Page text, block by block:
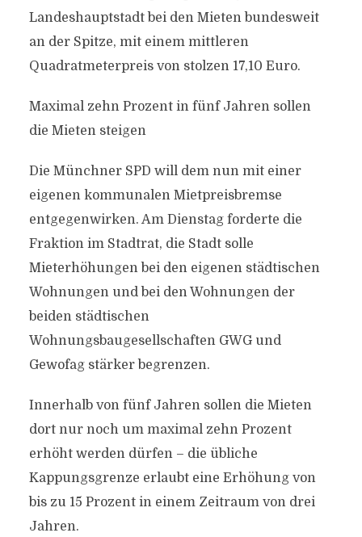
Landeshauptstadt bei den Mieten bundesweit
an der Spitze, mit einem mittleren
Quadratmeterpreis von stolzen 17,10 Euro.
Maximal zehn Prozent in fünf Jahren sollen
die Mieten steigen
Die Münchner SPD will dem nun mit einer
eigenen kommunalen Mietpreisbremse
entgegenwirken. Am Dienstag forderte die
Fraktion im Stadtrat, die Stadt solle
Mieterhöhungen bei den eigenen städtischen
Wohnungen und bei den Wohnungen der
beiden städtischen
Wohnungsbaugesellschaften GWG und
Gewofag stärker begrenzen.
Innerhalb von fünf Jahren sollen die Mieten
dort nur noch um maximal zehn Prozent
erhöht werden dürfen – die übliche
Kappungsgrenze erlaubt eine Erhöhung von
bis zu 15 Prozent in einem Zeitraum von drei
Jahren.